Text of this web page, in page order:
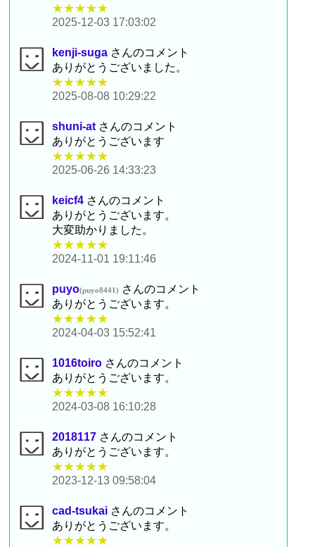
★★★★★
2025-12-03 17:03:02
kenji-suga さんのコメント
ありがとうございました。
★★★★★
2025-08-08 10:29:22
shuni-at さんのコメント
ありがとうございます
★★★★★
2025-06-26 14:33:23
keicf4 さんのコメント
ありがとうございます。
大変助かりました。
★★★★★
2024-11-01 19:11:46
puyo(puyo8441) さんのコメント
ありがとうございます。
★★★★★
2024-04-03 15:52:41
1016toiro さんのコメント
ありがとうございます。
★★★★★
2024-03-08 16:10:28
2018117 さんのコメント
ありがとうございます。
★★★★★
2023-12-13 09:58:04
cad-tsukai さんのコメント
ありがとうございます。
★★★★★